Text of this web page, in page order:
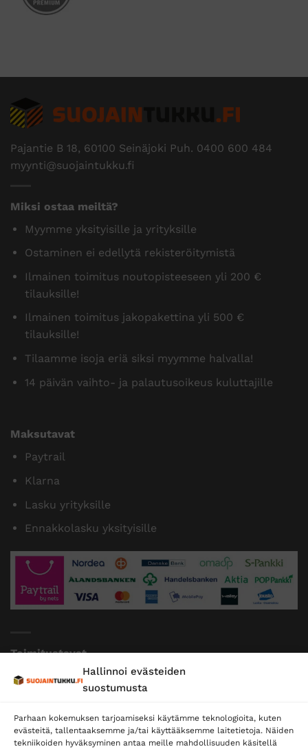
Hallinnoi evästeiden
suostumusta
Parhaan kokemuksen tarjoamiseksi käytämme teknologioita, kuten
evästeitä, tallentaaksemme ja/tai käyttääksemme laitetietoja. Näiden
tekniikoiden hyväksyminen antaa meille mahdollisuuden käsitellä
Pajantie B 18, 60100 Seinäjoki Puh. 0400 600 484
myynti@suojaintukku.fi
Miksi ostaa meiltä?
Myymme yksityisille ja yrityksille
Ostaminen ei edellytä rekisteröitymistä
Ilmainen toimitus noutopisteeseen yli 200 €
tilauksille!
Ilmainen toimitus jakopakettina yli 500 €
tilauksille!
Tilaamme isoja eriä siksi myymme halvalla!
14 päivän vaihto- ja palautusoikeus kuluttajille
Maksutavat
Paytrail
Klarna
Lasku yrityksille
Ennakkolasku yksityisille
Toimitustavat
Posti
Postnord